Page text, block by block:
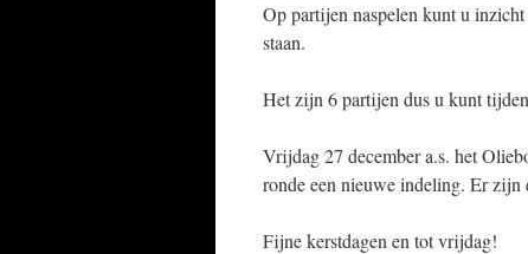
Op partijen naspelen kunt u
staan.
Het zijn 6 partijen dus u kunt
Vrijdag 27 december a.s. het
ronde een nieuwe indeling. Er
Fijne kerstdagen en tot vrijdag!